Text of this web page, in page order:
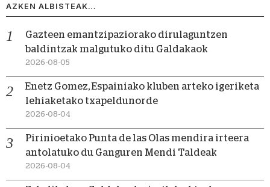
AZKEN ALBISTEAK…
Gazteen emantzipaziorako dirulaguntzen
baldintzak malgutuko ditu Galdakaok
2026-08-05
Enetz Gomez, Espainiako kluben arteko igeriketa
lehiaketako txapeldunorde
2026-08-04
Pirinioetako Punta de las Olas mendira irteera
antolatuko du Ganguren Mendi Taldeak
2026-08-04